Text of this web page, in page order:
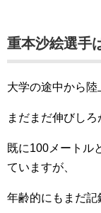
重本沙絵選手
大学の途中から陸
まだまだ伸びしろ
既に100メートル
ていますが、
年齢的にもまだ記